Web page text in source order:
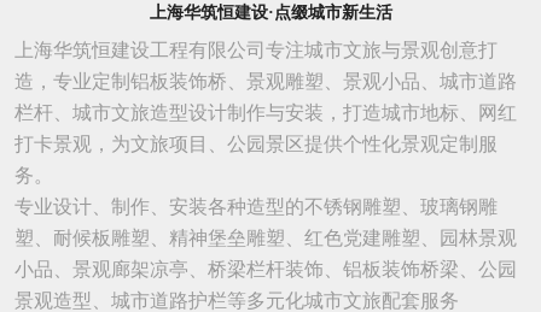
上海华筑恒建设·点缀城市新生活
上海华筑恒建设工程有限公司专注城市文旅与景观创意打
造，专业定制铝板装饰桥、景观雕塑、景观小品、城市道路
栏杆、城市文旅造型设计制作与安装，打造城市地标、网红
打卡景观，为文旅项目、公园景区提供个性化景观定制服
务。
专业设计、制作、安装各种造型的不锈钢雕塑、玻璃钢雕
塑、耐候板雕塑、精神堡垒雕塑、红色党建雕塑、园林景观
小品、景观廊架凉亭、桥梁栏杆装饰、铝板装饰桥梁、公园
景观造型、城市道路护栏等多元化城市文旅配套服务